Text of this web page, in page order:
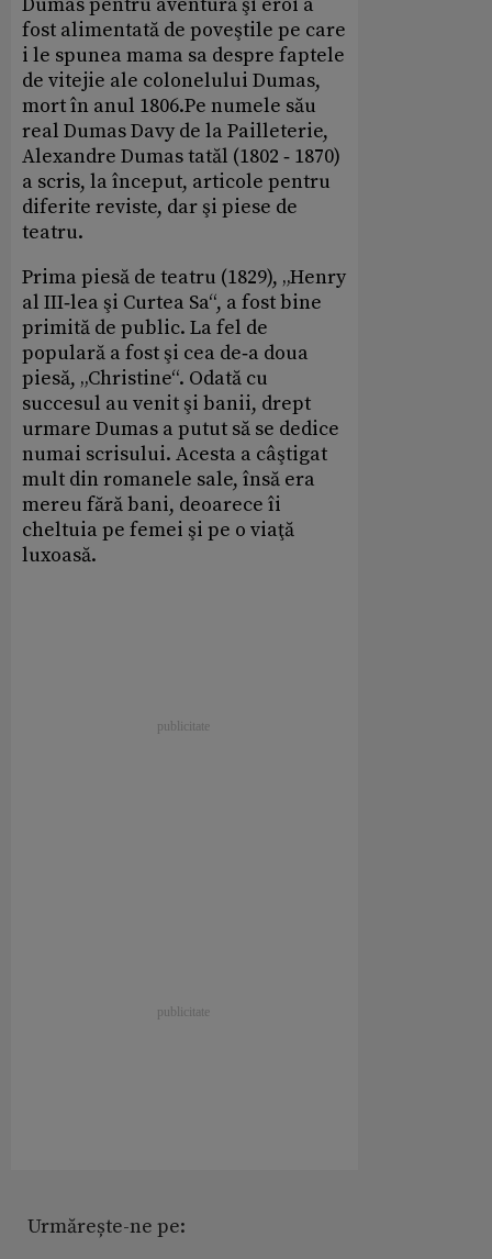
fost alimentată de poveştile pe care
i le spunea mama sa ­despre faptele
de vitejie ale colonelului Dumas,
mort în anul 1806.Pe numele său
real Dumas Davy de la Pailleterie,
Alexandre Dumas tatăl (1802 ‑ 1870)
a scris, la început, articole pentru
diferite reviste, dar şi piese de
teatru.
Prima piesă de teatru (1829), „Henry
al III‑lea şi Curtea Sa“, a fost bine
primită de public. La fel de
populară a fost şi cea de‑a doua
piesă, „Christine“. Odată cu
succesul au venit şi banii, drept
urmare Dumas a putut să se dedice
numai scrisului. Acesta a câştigat
mult din romanele sale, însă era
mereu fără bani, deoarece îi
cheltuia pe femei şi pe o viaţă
luxoasă.
Urmărește-ne pe: